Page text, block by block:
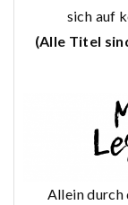
sich auf
(Alle Titel
Allein durch